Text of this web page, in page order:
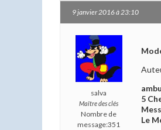
9 janvier 2016 à 23:10
salva
Maître des clés
Nombre de
message:351
5
Le